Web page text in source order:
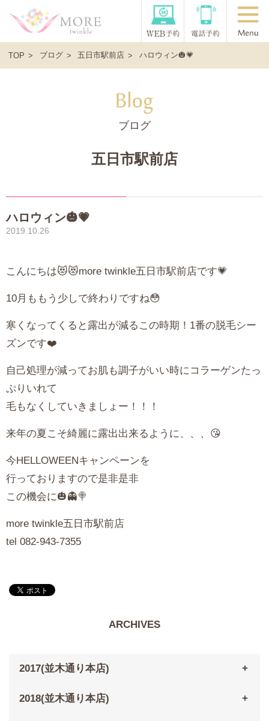
TOP ブログ 五日市駅前店 ハロウィン🎃💗
ブログ
五日市駅前店
ハロウィン🎃💗
2019.10.26
こんにちは😻😻more twinkle五日市駅前店です💗
10月ももう少しで終わりですね😳
寒くなってくると露出が減るこの時期！1番の脱毛シー
ズンです❤️
自己処理が減ってお肌も調子がいい時にコラーゲンたっ
ぷりいれて
毛もなくしていきましょー！！！
来年の夏こそ綺麗に露出出来るように、、、😘
今HELLOWEENキャンペーンを
行っておりますので是非是非
この機会に🎃👻🍭
more twinkle五日市駅前店
tel 082-943-7355
ARCHIVES
2017(並木通り本店)
2018(並木通り本店)